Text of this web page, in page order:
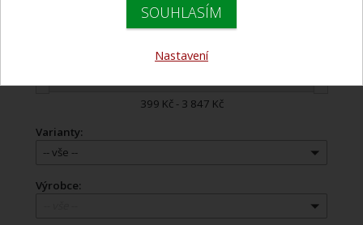
Ceny
Ceny
399 Kč - 3 847 Kč
Varianty:
-- vše --
Výrobce:
SOUHLASÍM
Nastavení